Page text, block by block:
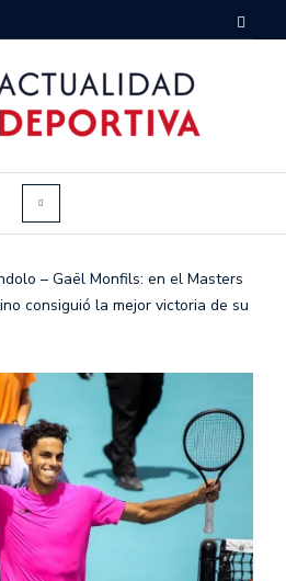
– Gaël Monfils: en el Masters
consiguió la mejor victoria de su